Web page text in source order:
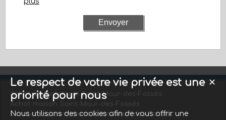
Achat appartement Saint-Maur-des-Fossés
Achat maison Saint-Maur-des-Fossés
Location appartement Saint-Maur-des-Fossés
✕
Le respect de votre vie privée est une
priorité pour nous
Nous utilisons des cookies afin de vous offrir une